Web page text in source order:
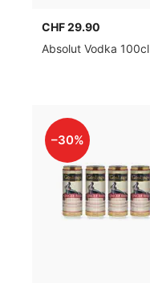
CHF 29.90
Absolut Vodka 100cl
–30%